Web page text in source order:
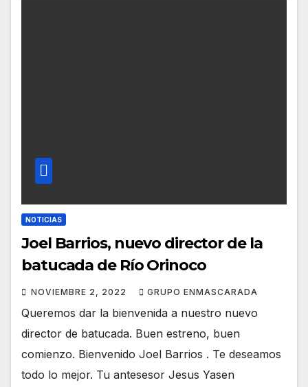
NOTICIAS
Joel Barrios, nuevo director de la
batucada de Río Orinoco
NOVIEMBRE 2, 2022 GRUPO ENMASCARADA
Queremos dar la bienvenida a nuestro nuevo
director de batucada. Buen estreno, buen
comienzo. Bienvenido Joel Barrios . Te deseamos
todo lo mejor. Tu antesesor Jesus Yasen